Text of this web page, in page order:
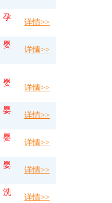
孕
详情>>
婴
详情>>
婴
详情>>
婴
详情>>
婴
详情>>
婴
详情>>
洗
详情>>